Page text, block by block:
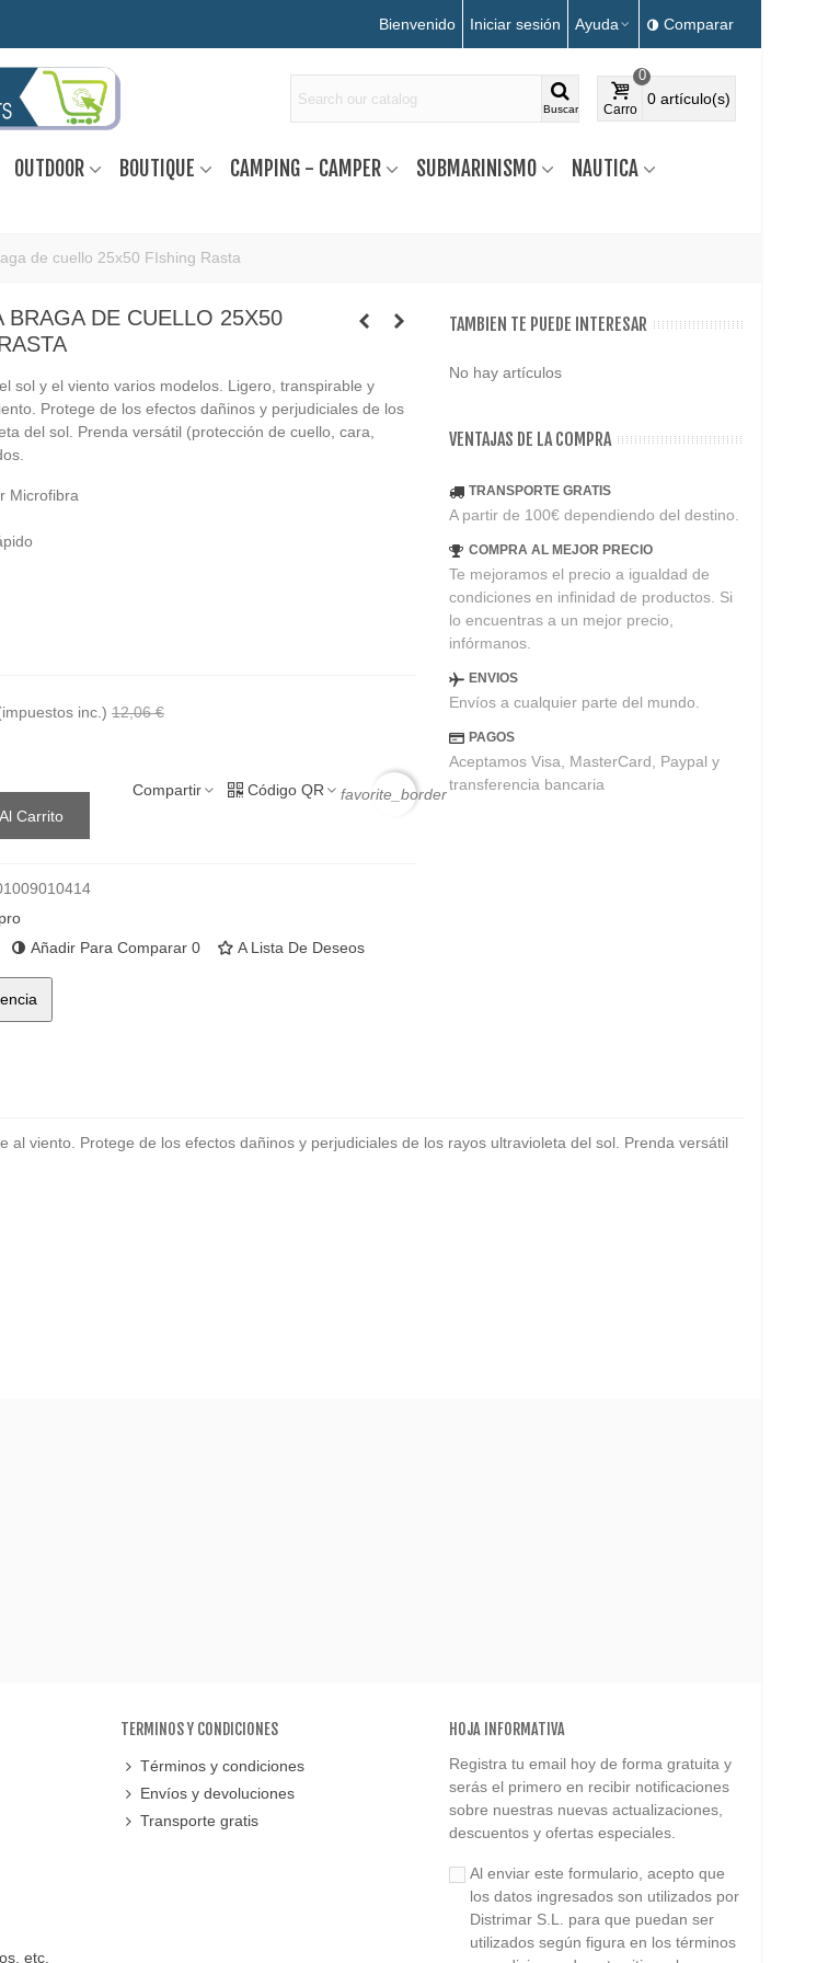
Bienvenido Iniciar sesión Ayuda Comparar
Buscar Carro
0
0 artículo(s)
OUTDOOR BOUTIQUE CAMPING - CAMPER SUBMARINISMO
NAUTICA
de cuello 25x50 FIshing Rasta
BRAGA DE CUELLO 25X50
sol y el viento varios modelos. Ligero, transpirable y
Protege de los efectos dañinos y perjudiciales de los
del sol. Prenda versátil (protección de cuello, cara,
Microfibra
inc.) 12,06 €
Carrito
Compartir Código QR favorite_border
Añadir Para Comparar 0 A Lista De Deseos
TAMBIEN TE PUEDE INTERESAR
No hay artículos
VENTAJAS DE LA COMPRA
TRANSPORTE GRATIS
A partir de 100€ dependiendo del destino.
COMPRA AL MEJOR PRECIO
Te mejoramos el precio a igualdad de
condiciones en infinidad de productos. Si
lo encuentras a un mejor precio,
infórmanos.
ENVIOS
Envíos a cualquier parte del mundo.
PAGOS
Aceptamos Visa, MasterCard, Paypal y
transferencia bancaria
viento. Protege de los efectos dañinos y perjudiciales de los rayos ultravioleta del sol. Prenda versátil
etc.
TERMINOS Y CONDICIONES
Términos y condiciones
Envíos y devoluciones
Transporte gratis
HOJA INFORMATIVA
Registra tu email hoy de forma gratuita y
serás el primero en recibir notificaciones
sobre nuestras nuevas actualizaciones,
descuentos y ofertas especiales.
Al enviar este formulario, acepto que
los datos ingresados son utilizados por
Distrimar S.L. para que puedan ser
utilizados según figura en los términos